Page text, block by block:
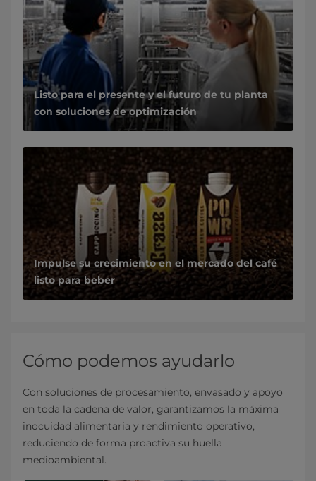
Listo para el presente y el futuro de tu planta
con soluciones de optimización
Impulse su crecimiento en el mercado del café
listo para beber
Cómo podemos ayudarlo
Con soluciones de procesamiento, envasado y apoyo
en toda la cadena de valor, garantizamos la máxima
inocuidad alimentaria y rendimiento operativo,
reduciendo de forma proactiva su huella
medioambiental.